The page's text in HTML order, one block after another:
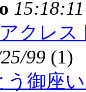
クレ
99 (1)
う御座